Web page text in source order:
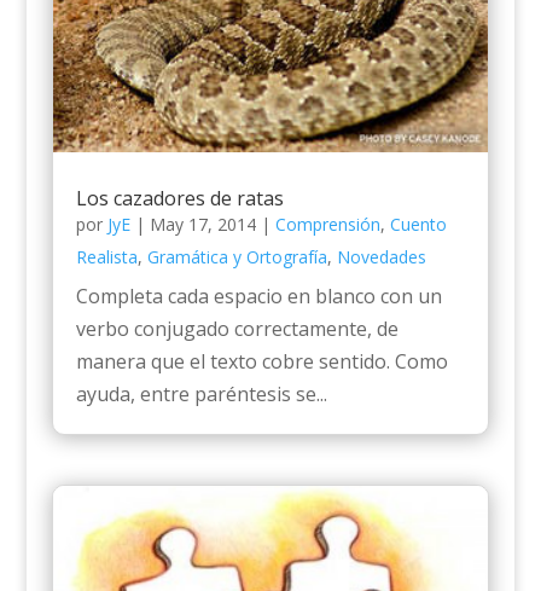
Los cazadores de ratas
por JyE| May 17, 2014| Comprensión, Cuento
Realista, Gramática y Ortografía, Novedades
Completa cada espacio en blanco con un
verbo conjugado correctamente, de
manera que el texto cobre sentido. Como
ayuda, entre paréntesis se...